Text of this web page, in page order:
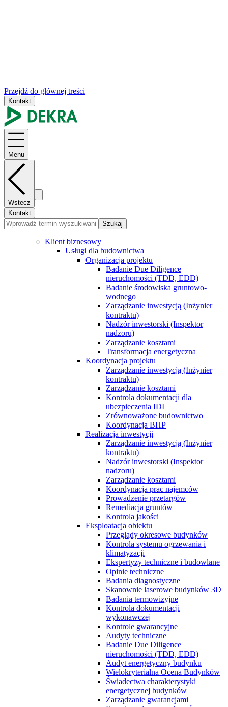
Przejdź do głównej treści
Kontakt
Menu
Wstecz
Kontakt
Szukaj
Klient biznesowy
Usługi dla budownictwa
Organizacja projektu
Badanie Due Diligence
nieruchomości (TDD, EDD)
Badanie środowiska gruntowo-
wodnego
Zarządzanie inwestycją (Inżynier
kontraktu)
Nadzór inwestorski (Inspektor
nadzoru)
Zarządzanie kosztami
Transformacja energetyczna
Koordynacja projektu
Zarządzanie inwestycją (Inżynier
kontraktu)
Zarządzanie kosztami
Kontrola dokumentacji dla
ubezpieczenia IDI
Zrównoważone budownictwo
Koordynacja BHP
Realizacja inwestycji
Zarządzanie inwestycją (Inżynier
kontraktu)
Nadzór inwestorski (Inspektor
nadzoru)
Zarządzanie kosztami
Koordynacja prac najemców
Prowadzenie przetargów
Remediacja gruntów
Kontrola jakości
Eksploatacja obiektu
Przeglądy okresowe budynków
Kontrola systemu ogrzewania i
klimatyzacji
Ekspertyzy techniczne i budowlane
Opinie techniczne
Badania diagnostyczne
Skanownie laserowe budynków 3D
Badania termowizyjne
Kontrola dokumentacji
wykonawczej
Kontrole gwarancyjne
Audyty techniczne
Badanie Due Diligence
nieruchomości (TDD, EDD)
Audyt energetyczny budynku
Wielokryterialna Ocena Budynków
Świadectwa charakterystyki
energetycznej budynków
Zarządzanie gwarancjami